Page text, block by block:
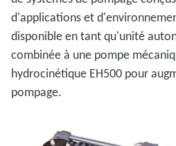
d'applications et
disponible en tant qu'unité
combinée à une pompe
hydrocinétique EH500 pour
pompage.